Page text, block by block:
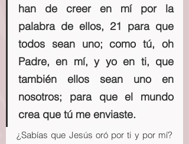
han de creer en mí por la
palabra de ellos, 21 para que
todos sean uno; como tú, oh
Padre, en mí, y yo en ti, que
también ellos sean uno en
nosotros; para que el mundo
crea que tú me enviaste.
¿Sabías que Jesús oró por ti y por mí?